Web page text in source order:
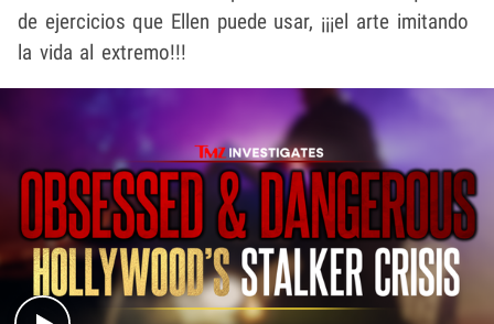
de ejercicios que Ellen puede usar, ¡¡¡el arte imitando
la vida al extremo!!!
Play video content